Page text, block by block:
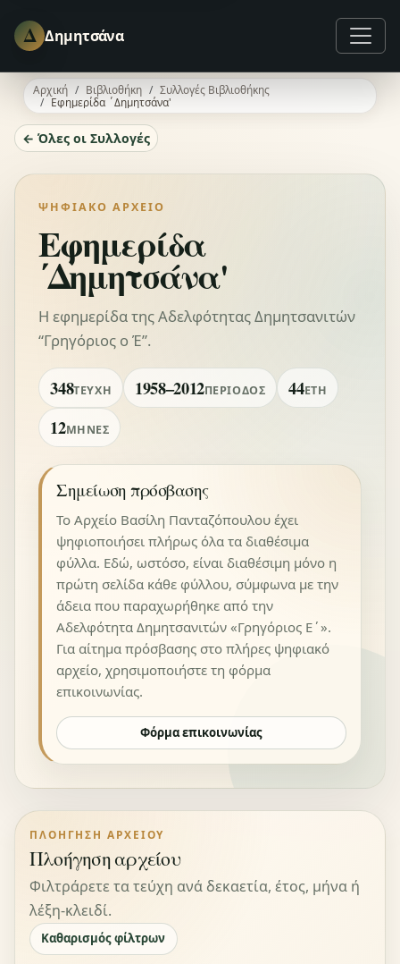
Δ Δημητσάνα
Αρχική Βιβλιοθήκη
Συλλογές Βιβλιοθήκης
Εφημερίδα ΄Δημητσάνα'
← Όλες οι Συλλογές
ΨΗΦΙΑΚΌ ΑΡΧΕΊΟ
Εφημερίδα
΄Δημητσάνα'
Η εφημερίδα της Αδελφότητας Δημητσανιτών
“Γρηγόριος ο Έ”.
348ΤΕΎΧΗ 1958–2012ΠΕΡΊΟΔΟΣ 44ΈΤΗ
12ΜΉΝΕΣ
Σημείωση πρόσβασης
Το Αρχείο Βασίλη Πανταζόπουλου έχει
ψηφιοποιήσει πλήρως όλα τα διαθέσιμα
φύλλα. Εδώ, ωστόσο, είναι διαθέσιμη μόνο η
πρώτη σελίδα κάθε φύλλου, σύμφωνα με την
άδεια που παραχωρήθηκε από την
Αδελφότητα Δημητσανιτών «Γρηγόριος Ε΄».
Για αίτημα πρόσβασης στο πλήρες ψηφιακό
αρχείο, χρησιμοποιήστε τη φόρμα
επικοινωνίας.
Φόρμα επικοινωνίας
ΠΛΟΉΓΗΣΗ ΑΡΧΕΊΟΥ
Πλοήγηση αρχείου
Φιλτράρετε τα τεύχη ανά δεκαετία, έτος, μήνα ή
λέξη-κλειδί.
Καθαρισμός φίλτρων